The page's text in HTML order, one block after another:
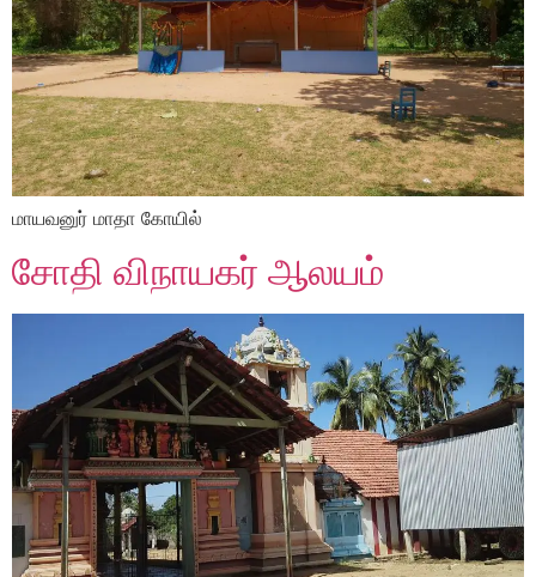
மாயவனுர் மாதா கோயில்
சோதி விநாயகர் ஆலயம்